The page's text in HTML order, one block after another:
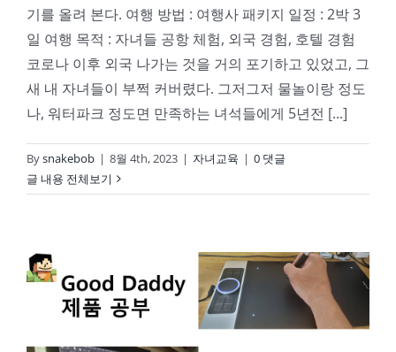
기를 올려 본다. 여행 방법 : 여행사 패키지 일정 : 2박 3
일 여행 목적 : 자녀들 공항 체험, 외국 경험, 호텔 경험
코로나 이후 외국 나가는 것을 거의 포기하고 있었고, 그
새 내 자녀들이 부쩍 커버렸다. 그저그저 물놀이랑 정도
나, 워터파크 정도면 만족하는 녀석들에게 5년전 [...]
Bysnakebob | 8월 4th, 2023 | 자녀교육 | 0 댓글
글 내용 전체보기